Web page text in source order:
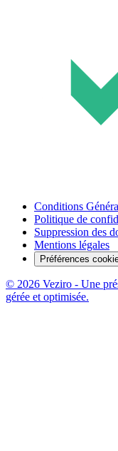
Conditions
Politique de
Suppression des
Mentions légales
Préférences
© 2026 Veziro - Une
gérée et optimisée.